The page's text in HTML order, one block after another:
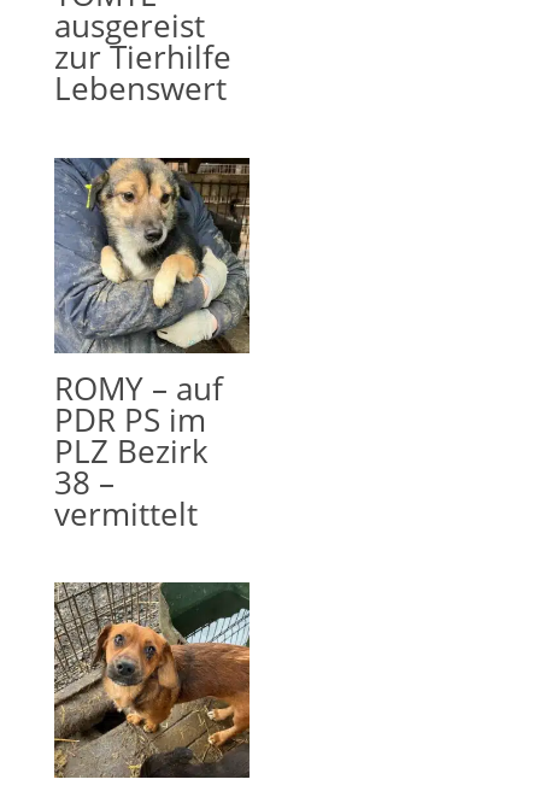
ausgereist
zur Tierhilfe
Lebenswert
ROMY – auf
PDR PS im
PLZ Bezirk
38 –
vermittelt